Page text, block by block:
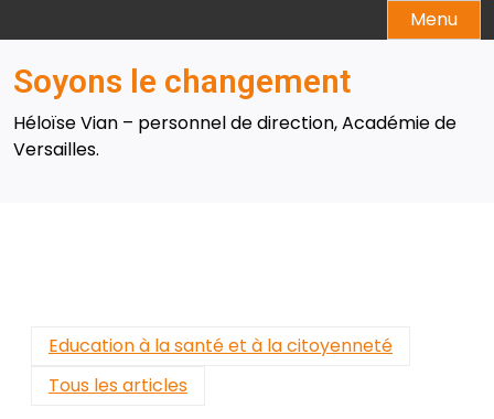
to
content
Menu
Soyons le changement
Héloïse Vian – personnel de direction, Académie de
Versailles.
Education à la santé et à la citoyenneté
Tous les articles